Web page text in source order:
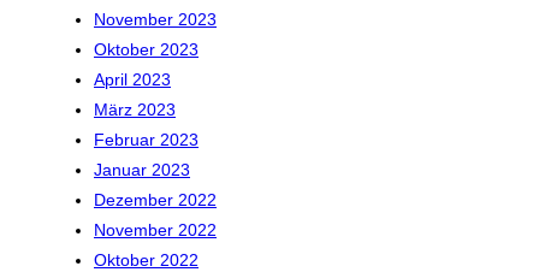
November 2023
Oktober 2023
April 2023
März 2023
Februar 2023
Januar 2023
Dezember 2022
November 2022
Oktober 2022